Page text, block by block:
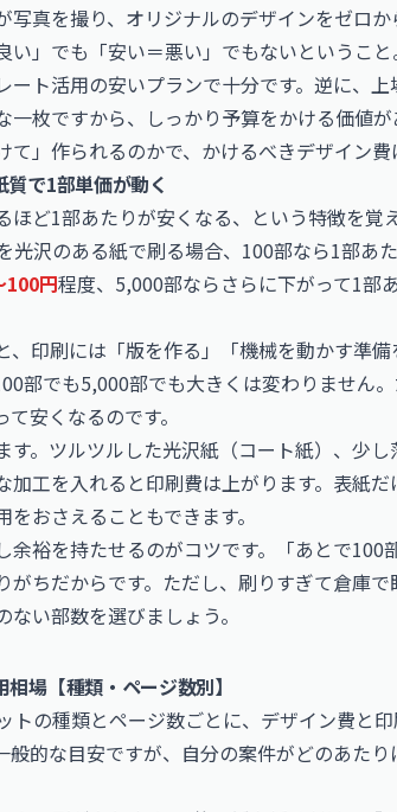
写真を撮り、オリジナルのデザインをゼロか
い」でも「安い＝悪い」でもないというこ
ート活用の安いプランで十分です。逆に、
一枚ですから、しっかり予算をかける価値
て」作られるのかで、かけるべきデザイン費
で1部単価が動く
ほど1部あたりが安くなる、という特徴を覚
光沢のある紙で刷る場合、100部なら1部あ
100円程度、5,000部ならさらに下がって1部
、印刷には「版を作る」「機械を動かす準
部でも5,000部でも大きくは変わりません
安くなるのです。
す。ツルツルした光沢紙（コート紙）、少
加工を入れると印刷費は上がります。表紙
おさえることもできます。
余裕を持たせるのがコツです。「あとで100
がちだからです。ただし、刷りすぎて倉庫
い部数を選びましょう。
場【種類・ページ数別】
トの種類とページ数ごとに、デザイン費と
般的な目安ですが、自分の案件がどのあた